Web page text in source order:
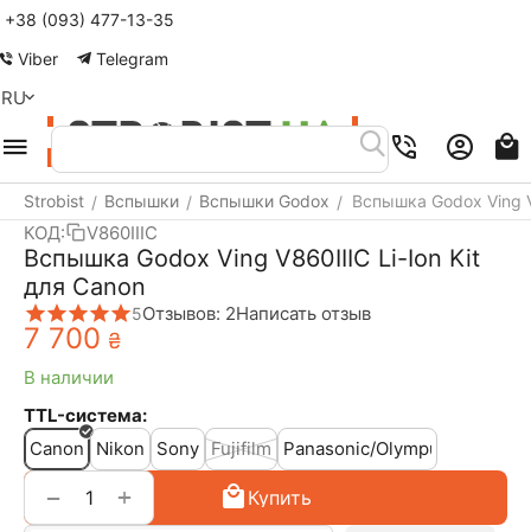
+38 (093) 477-13-35
Viber
Telegram
RU
Strobist / Вспышки / Вспышки Godox / Вспышка Godox Ving
КОД: V860IIIC
Вспышка Godox Ving V860IIIC Li-Ion Kit
для Canon
5Отзывов: 2Написать отзыв
7 700 ₴
В наличии
TTL-система:
Canon
Nikon Sony Fujifilm Panasonic/Olympus
+
−
Купить
Меню